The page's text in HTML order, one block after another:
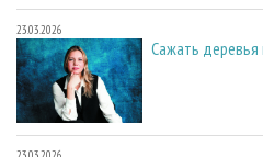
23.03.2026
Сажать